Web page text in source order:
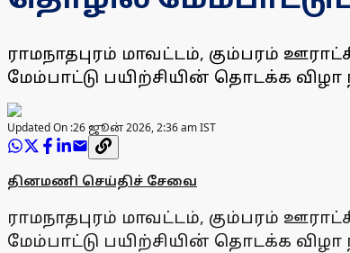
ராமநாதபுரம் மாவட்டம், கும்பரம்
மேம்பாட்டு பயிற்சியின் தொடக்க
Updated On :26 ஜூன் 2026, 2:36 am IST
தினமணி செய்திச் சேவை
ராமநாதபுரம் மாவட்டம், கும்பரம்
மேம்பாட்டு பயிற்சியின் தொடக்க